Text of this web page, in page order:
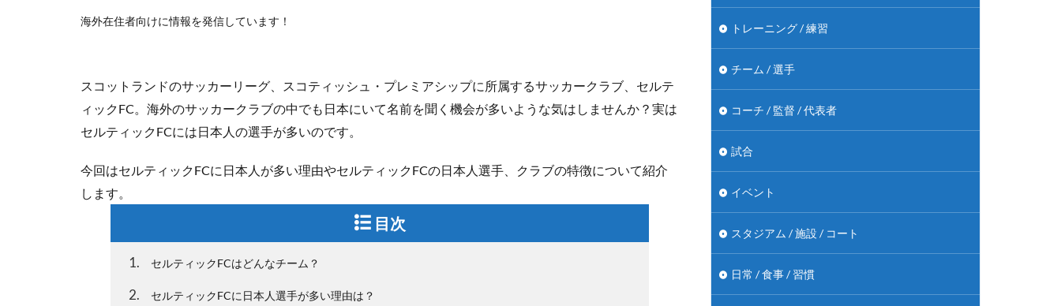
海外在住者向けに情報を発信しています！
スコットランドのサッカーリーグ、スコティッシュ・プレミアシップに所属するサッカークラブ、セルテ
ィックFC。海外のサッカークラブの中でも日本にいて名前を聞く機会が多いような気はしませんか？実は
セルティックFCには日本人の選手が多いのです。
今回はセルティックFCに日本人が多い理由やセルティックFCの日本人選手、クラブの特徴について紹介
します。
目次
1 セルティックFCはどんなチーム？
2 セルティックFCに日本人選手が多い理由は？
トレーニング / 練習
チーム / 選手
コーチ / 監督 / 代表者
試合
イベント
スタジアム / 施設 / コート
日常 / 食事 / 習慣